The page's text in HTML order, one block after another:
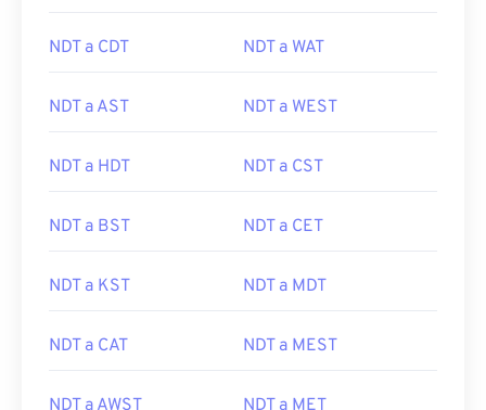
NDT a CDT NDT a WAT
NDT a AST NDT a WEST
NDT a HDT NDT a CST
NDT a BST NDT a CET
NDT a KST NDT a MDT
NDT a CAT NDT a MEST
NDT a AWST NDT a MET